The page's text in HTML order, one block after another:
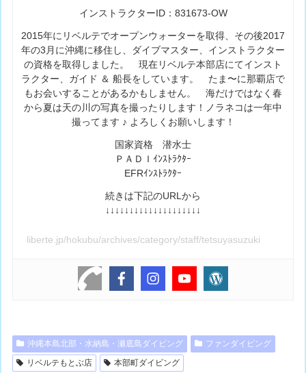
インストラクターID：831673-OW
2015年にリベルテでオープンウォーターを取得、その後2017
年の3月に沖縄に移住し、ダイブマスター、インストラクター
の資格を取得しました。 現在リベルテ本部店にてインスト
ラクター、ガイド ＆ 船長をしています。 たま〜に那覇店で
もお会いすることがあるかもしません。 海だけではなく春
から夏は天の川の写真を撮ったりします！ノラネコは一年中
撮ってます ♪ よろしくお願いします！
国家資格 潜水士
ＰＡＤＩｲﾝｽﾄﾗｸﾀｰ
EFRｲﾝｽﾄﾗｸﾀｰ
続きは下記のURLから
↓↓↓↓↓↓↓↓↓↓↓↓↓↓↓↓↓↓↓↓
liberte.jp/hokubu/archives/category/staff/tetsuyasuzuki
沖縄本島北部・水納島・瀬底島ダイビング
ファンダイビング
リベルテもとぶ店
本部町ダイビング